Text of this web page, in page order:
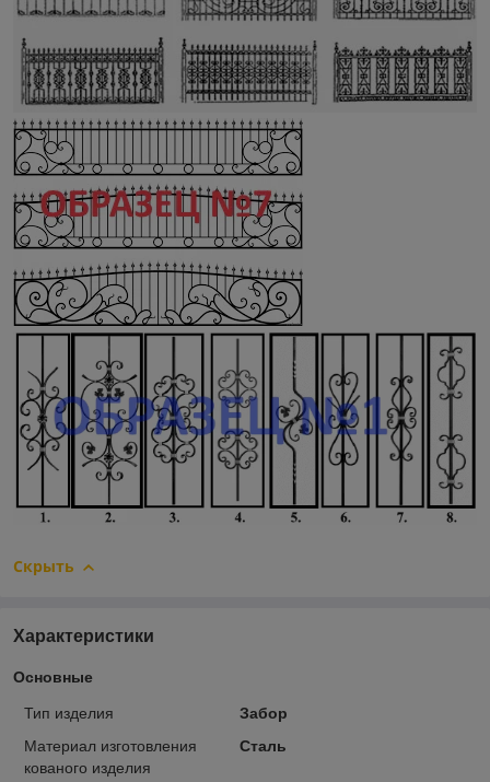
Скрыть
Характеристики
Основные
Тип изделия
Забор
Материал изготовления
кованого изделия
Сталь